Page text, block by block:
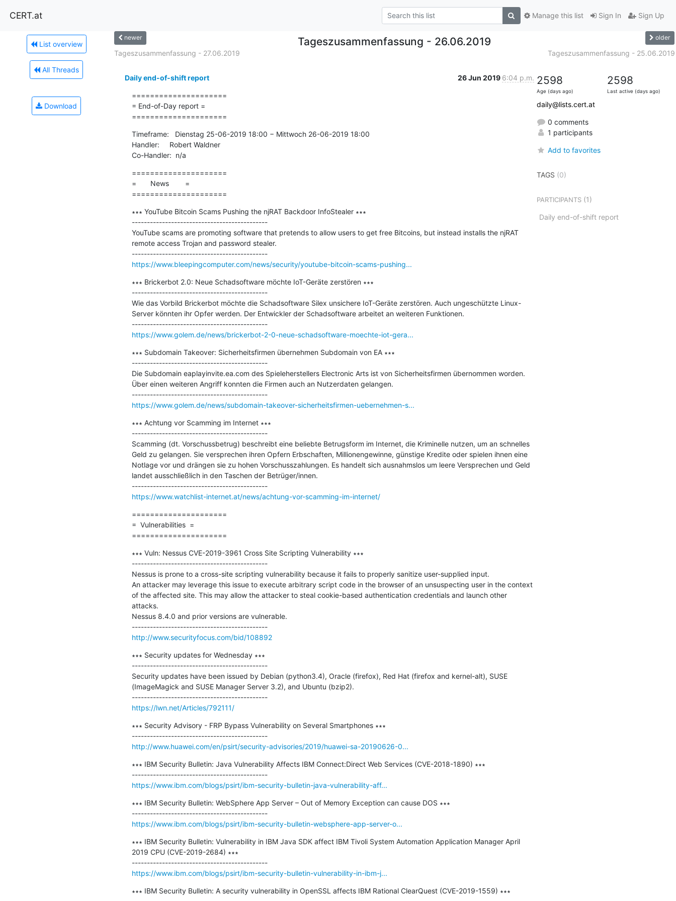
CERT.at Sign In Sign Up
Manage this list
List overview
All Threads
Download
newer Tageszusammenfassung - 26.06.2019 older
Tageszusammenfassung - 27.06.2019 Tageszusammenfassung - 25.06.2019
Daily end-of-shift report 26 Jun 2019 6:04 p.m.
=====================
= End-of-Day report =
=====================
Timeframe:   Dienstag 25-06-2019 18:00 − Mittwoch 26-06-2019 18:00
Handler:     Robert Waldner
Co-Handler:  n/a
=====================
=       News        =
=====================
∗∗∗ YouTube Bitcoin Scams Pushing the njRAT Backdoor InfoStealer ∗∗∗
---------------------------------------------
YouTube scams are promoting software that pretends to allow users to get free Bitcoins, but instead installs the njRAT
remote access Trojan and password stealer.
---------------------------------------------
https://www.bleepingcomputer.com/news/security/youtube-bitcoin-scams-pushing...
∗∗∗ Brickerbot 2.0: Neue Schadsoftware möchte IoT-Geräte zerstören ∗∗∗
---------------------------------------------
Wie das Vorbild Brickerbot möchte die Schadsoftware Silex unsichere IoT-Geräte zerstören. Auch ungeschützte Linux-
Server könnten ihr Opfer werden. Der Entwickler der Schadsoftware arbeitet an weiteren Funktionen.
---------------------------------------------
https://www.golem.de/news/brickerbot-2-0-neue-schadsoftware-moechte-iot-gera...
∗∗∗ Subdomain Takeover: Sicherheitsfirmen übernehmen Subdomain von EA ∗∗∗
---------------------------------------------
Die Subdomain eaplayinvite.ea.com des Spieleherstellers Electronic Arts ist von Sicherheitsfirmen übernommen worden.
Über einen weiteren Angriff konnten die Firmen auch an Nutzerdaten gelangen.
---------------------------------------------
https://www.golem.de/news/subdomain-takeover-sicherheitsfirmen-uebernehmen-s...
∗∗∗ Achtung vor Scamming im Internet ∗∗∗
---------------------------------------------
Scamming (dt. Vorschussbetrug) beschreibt eine beliebte Betrugsform im Internet, die Kriminelle nutzen, um an schnelles
Geld zu gelangen. Sie versprechen ihren Opfern Erbschaften, Millionengewinne, günstige Kredite oder spielen ihnen eine
Notlage vor und drängen sie zu hohen Vorschusszahlungen. Es handelt sich ausnahmslos um leere Versprechen und Geld
landet ausschließlich in den Taschen der Betrüger/innen.
---------------------------------------------
https://www.watchlist-internet.at/news/achtung-vor-scamming-im-internet/
=====================
=  Vulnerabilities  =
=====================
∗∗∗ Vuln: Nessus CVE-2019-3961 Cross Site Scripting Vulnerability ∗∗∗
---------------------------------------------
Nessus is prone to a cross-site scripting vulnerability because it fails to properly sanitize user-supplied input.
An attacker may leverage this issue to execute arbitrary script code in the browser of an unsuspecting user in the context
of the affected site. This may allow the attacker to steal cookie-based authentication credentials and launch other
attacks.
Nessus 8.4.0 and prior versions are vulnerable.
---------------------------------------------
http://www.securityfocus.com/bid/108892
∗∗∗ Security updates for Wednesday ∗∗∗
---------------------------------------------
Security updates have been issued by Debian (python3.4), Oracle (firefox), Red Hat (firefox and kernel-alt), SUSE
(ImageMagick and SUSE Manager Server 3.2), and Ubuntu (bzip2).
---------------------------------------------
https://lwn.net/Articles/792111/
∗∗∗ Security Advisory - FRP Bypass Vulnerability on Several Smartphones ∗∗∗
---------------------------------------------
http://www.huawei.com/en/psirt/security-advisories/2019/huawei-sa-20190626-0...
∗∗∗ IBM Security Bulletin: Java Vulnerability Affects IBM Connect:Direct Web Services (CVE-2018-1890) ∗∗∗
---------------------------------------------
https://www.ibm.com/blogs/psirt/ibm-security-bulletin-java-vulnerability-aff...
∗∗∗ IBM Security Bulletin: WebSphere App Server – Out of Memory Exception can cause DOS ∗∗∗
---------------------------------------------
https://www.ibm.com/blogs/psirt/ibm-security-bulletin-websphere-app-server-o...
∗∗∗ IBM Security Bulletin: Vulnerability in IBM Java SDK affect IBM Tivoli System Automation Application Manager April
2019 CPU (CVE-2019-2684) ∗∗∗
---------------------------------------------
https://www.ibm.com/blogs/psirt/ibm-security-bulletin-vulnerability-in-ibm-j...
∗∗∗ IBM Security Bulletin: A security vulnerability in OpenSSL affects IBM Rational ClearQuest (CVE-2019-1559) ∗∗∗
2598
Age (days ago)
2598
Last active (days ago)
daily@lists.cert.at
0 comments
1 participants
Add to favorites
TAGS (0)
PARTICIPANTS(1)
Daily end-of-shift report